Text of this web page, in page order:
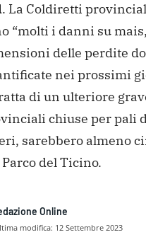
La Coldiretti
“molti i danni su
delle perdite
nei prossimi
di un ulteriore
chiuse per pali
sarebbero almeno
del Ticino.
Online
modifica: 12 Settembre 2023